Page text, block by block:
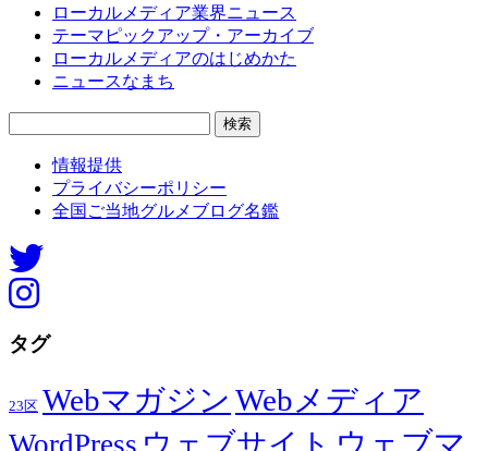
ローカルメディア業界ニュース
テーマピックアップ・アーカイブ
ローカルメディアのはじめかた
ニュースなまち
情報提供
プライバシーポリシー
全国ご当地グルメブログ名鑑
タグ
23区 Webマガジン Webメディア
ウェブサイト ウェブマ